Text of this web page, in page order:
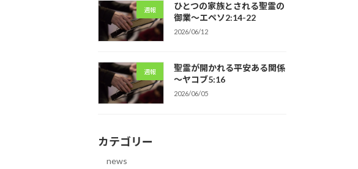
週報
ひとつの家族とされる聖霊の
御業～エペソ2:14-22
2026/06/12
週報
聖霊が開かれる平安ある関係
～ヤコブ5:16
2026/06/05
カテゴリー
news